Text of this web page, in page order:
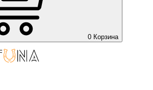
0 Корзина